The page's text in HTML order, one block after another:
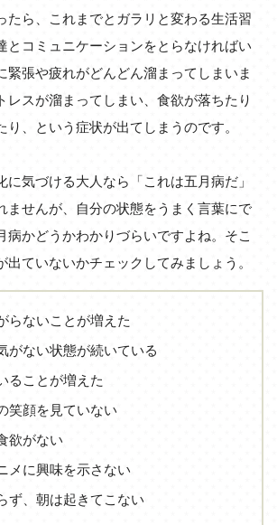
たら、これまでとガラリと変わる生活習
とコミュニケーションをとらなければい
緊張や疲れがどんどん溜まってしまいま
レスが溜まってしまい、食欲が落ちたり
り、という症状が出てしまうのです。
に気づける大人なら「これは五月病だ」
ませんが、自分の状態をうまく言葉にで
病かどうかわかりづらいですよね。そこ
出ていないかチェックしてみましょう。
らないことが増えた
がない状態が続いている
ることが増えた
笑顔を見ていない
欲がない
メに興味を示さない
ず、朝は起きてこない